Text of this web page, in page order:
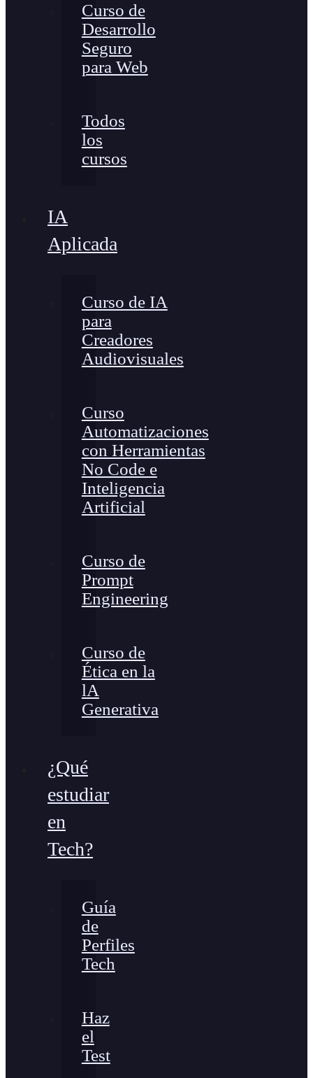
Curso de
Desarrollo
Seguro
para Web
Todos
los
cursos
IA
Aplicada
Curso de IA
para
Creadores
Audiovisuales
Curso
Automatizaciones
con Herramientas
No Code e
Inteligencia
Artificial
Curso de
Prompt
Engineering
Curso de
Ética en la
lA
Generativa
¿Qué
estudiar
en
Tech?
Guía
de
Perfiles
Tech
Haz
el
Test